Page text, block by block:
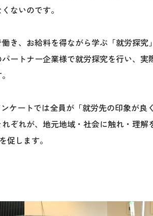
ないのです。
き、お給料を得ながら学ぶ「就労探究
ートナー企業様で就労探究を行い、実
ケートでは全員が「就労先の印象が良
ぞれが、地元地域・社会に触れ・理解
促します。